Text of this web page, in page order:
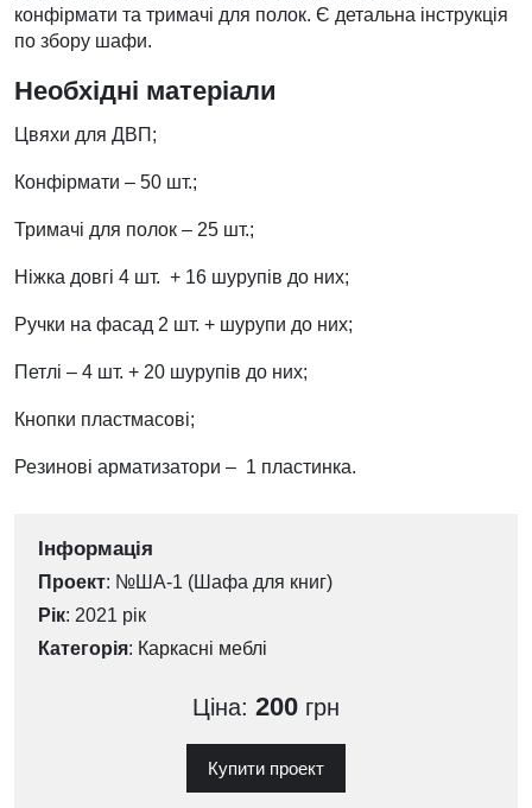
конфірмати та тримачі для полок. Є детальна інструкція
по збору шафи.
Необхідні матеріали
Цвяхи для ДВП;
Конфірмати – 50 шт.;
Тримачі для полок – 25 шт.;
Ніжка довгі 4 шт. + 16 шурупів до них;
Ручки на фасад 2 шт. + шурупи до них;
Петлі – 4 шт. + 20 шурупів до них;
Кнопки пластмасові;
Резинові арматизатори – 1 пластинка.
Інформація
Проект: №ША-1 (Шафа для книг)
Рік: 2021 рік
Категорія: Каркасні меблі
Ціна: 200 грн
Купити проект